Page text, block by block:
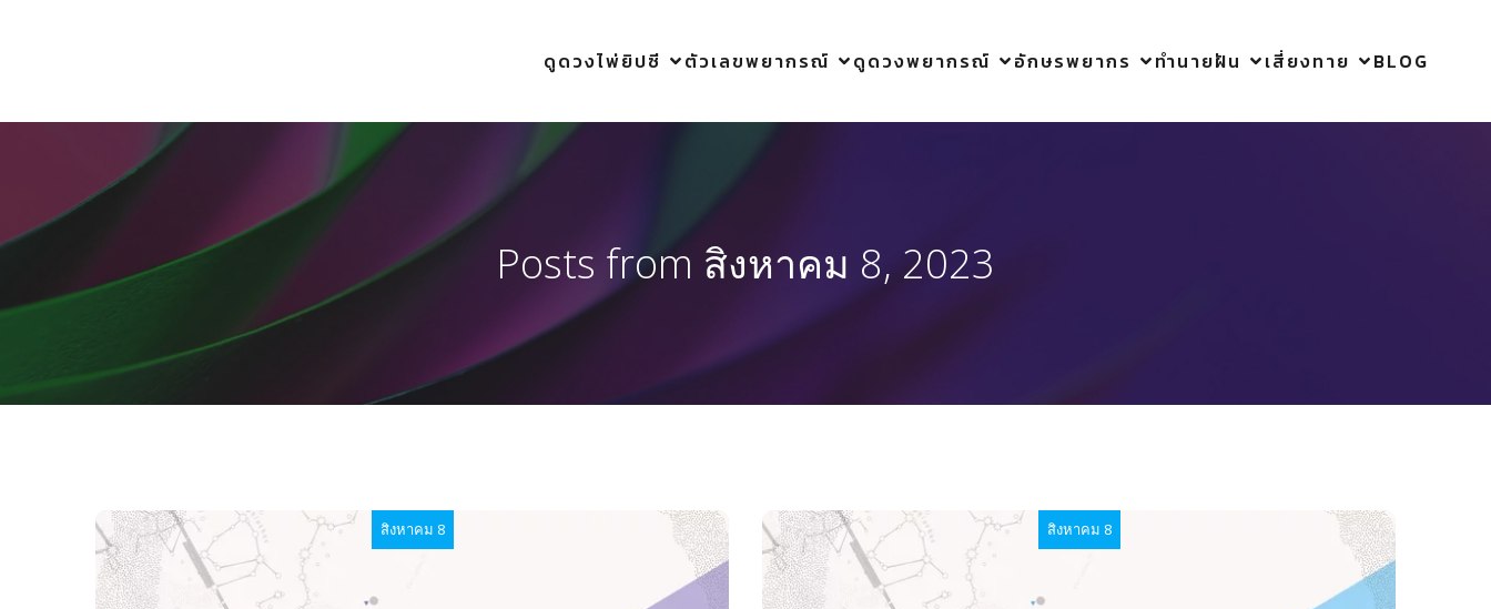
ดูดวงไพ่ยิปซี ตัวเลขพยากรณ์ ดูดวงพยากรณ์ อักษรพยากร ทำนายฝัน เสี่ยงทาย BLOG
Posts from สิงหาคม 8, 2023
สิงหาคม 8 สิงหาคม 8